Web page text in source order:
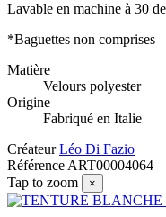
Lavable en machine à 30
*Baguettes non comprises
Matière
Velours polyester
Origine
Fabriqué en Italie
Créateur Léo Di Fazio
RéférenceART00004064
Tap to zoom
×